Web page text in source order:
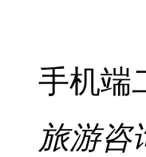
手机端
旅游咨